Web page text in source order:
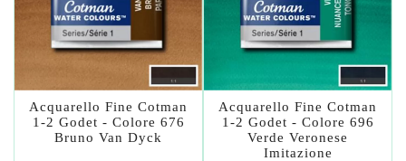
Acquarello Fine Cotman
1-2 Godet - Colore 676
Bruno Van Dyck
Acquarello Fine Cotman
1-2 Godet - Colore 696
Verde Veronese
Imitazione